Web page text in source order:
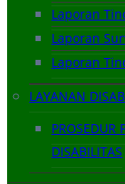
Laporan
Laporan
Laporan
LAYANAN
PROSEDUR
DISABILITAS